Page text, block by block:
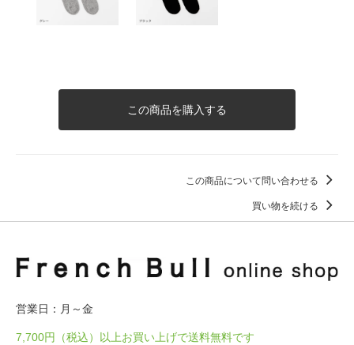
この商品を購入する
この商品について問い合わせる
買い物を続ける
営業日：月～金
7,700円（税込）以上お買い上げで送料無料です